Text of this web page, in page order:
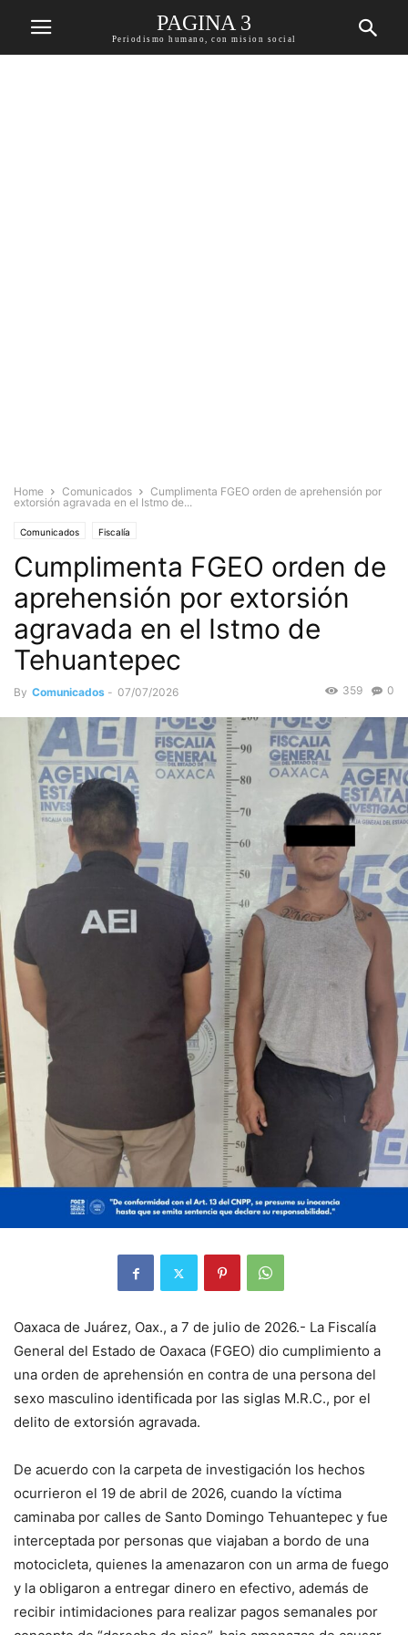
PAGINA 3
Periodismo humano, con mision social
Home Comunicados
Cumplimenta FGEO orden de aprehensión por
extorsión agravada en el Istmo de...
Comunicados Fiscalía
Cumplimenta FGEO orden de
aprehensión por extorsión
agravada en el Istmo de
Tehuantepec
By Comunicados - 07/07/2026 0
359
Oaxaca de Juárez, Oax., a 7 de julio de 2026.- La Fiscalía
General del Estado de Oaxaca (FGEO) dio cumplimiento a
una orden de aprehensión en contra de una persona del
sexo masculino identificada por las siglas M.R.C., por el
delito de extorsión agravada.
De acuerdo con la carpeta de investigación los hechos
ocurrieron el 19 de abril de 2026, cuando la víctima
caminaba por calles de Santo Domingo Tehuantepec y fue
interceptada por personas que viajaban a bordo de una
motocicleta, quienes la amenazaron con un arma de fuego
y la obligaron a entregar dinero en efectivo, además de
recibir intimidaciones para realizar pagos semanales por